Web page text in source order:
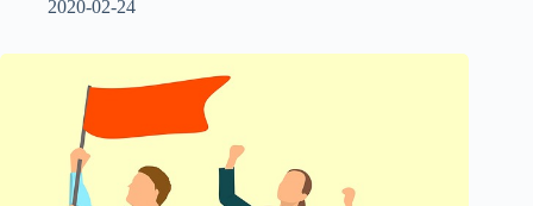
2020-02-24